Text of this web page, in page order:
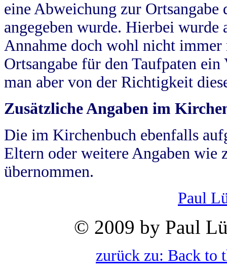
eine Abweichung zur
angegeben wurde. Hierbei wurde
Annahme doch wohl nicht
Ortsangabe für den Taufpaten
man aber von der Richtigkeit
Zusätzliche Angaben im
Die im Kirchenbuch ebenfalls
Eltern oder weitere Angaben wie
übernommen.
Paul
© 2009 by Paul
zurück zu: Back to